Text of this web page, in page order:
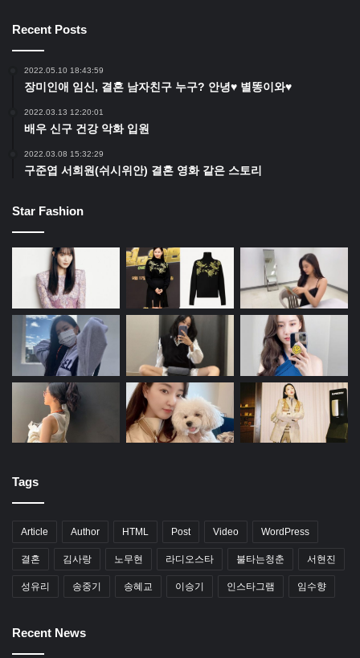
Recent Posts
2022.05.10 18:43:59
장미인애 임신, 결혼 남자친구 누구? 안녕♥ 별똥이와♥
2022.03.13 12:20:01
배우 신구 건강 악화 입원
2022.03.08 15:32:29
구준엽 서희원(쉬시위안) 결혼 영화 같은 스토리
Star Fashion
Tags
Article Author HTML Post Video WordPress
결혼 김사랑 노무현 라디오스타 불타는청춘 서현진
성유리 송중기 송혜교 이승기 인스타그램 임수향
Recent News